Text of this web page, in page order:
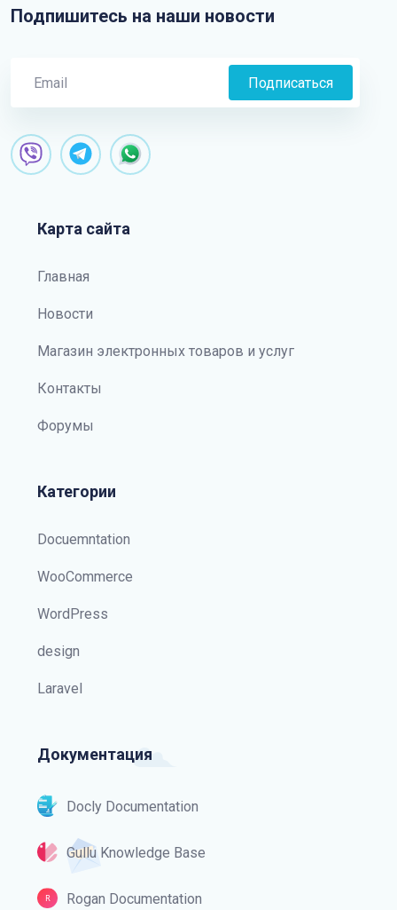
Подпишитесь на наши новости
Подписаться
Карта сайта
Главная
Новости
Магазин электронных товаров и услуг
Контакты
Форумы
Категории
Docuemntation
WooCommerce
WordPress
design
Laravel
Документация
Docly Documentation
Gullu Knowledge Base
Rogan Documentation